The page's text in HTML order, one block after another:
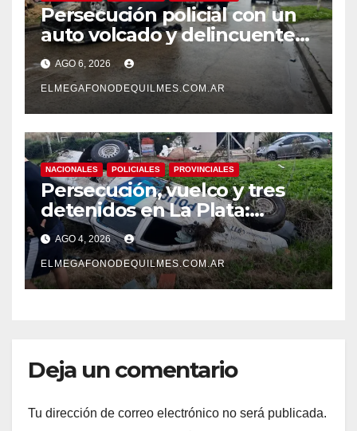
Persecución policial con un
auto volcado y delincuentes
detenidos en San Francisco
Solano
AGO 6, 2026
ELMEGAFONODEQUILMES.COM.AR
NACIONALES POLICIALES PROVINCIALES
Persecución, vuelco y tres
detenidos en La Plata:
recuperaron motos robadas
tras un operativo policial
AGO 4, 2026
ELMEGAFONODEQUILMES.COM.AR
Deja un comentario
Tu dirección de correo electrónico no será publicada.